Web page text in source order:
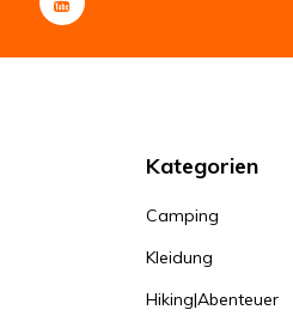
Kategorien
Camping
Kleidung
Hiking|Abenteuer